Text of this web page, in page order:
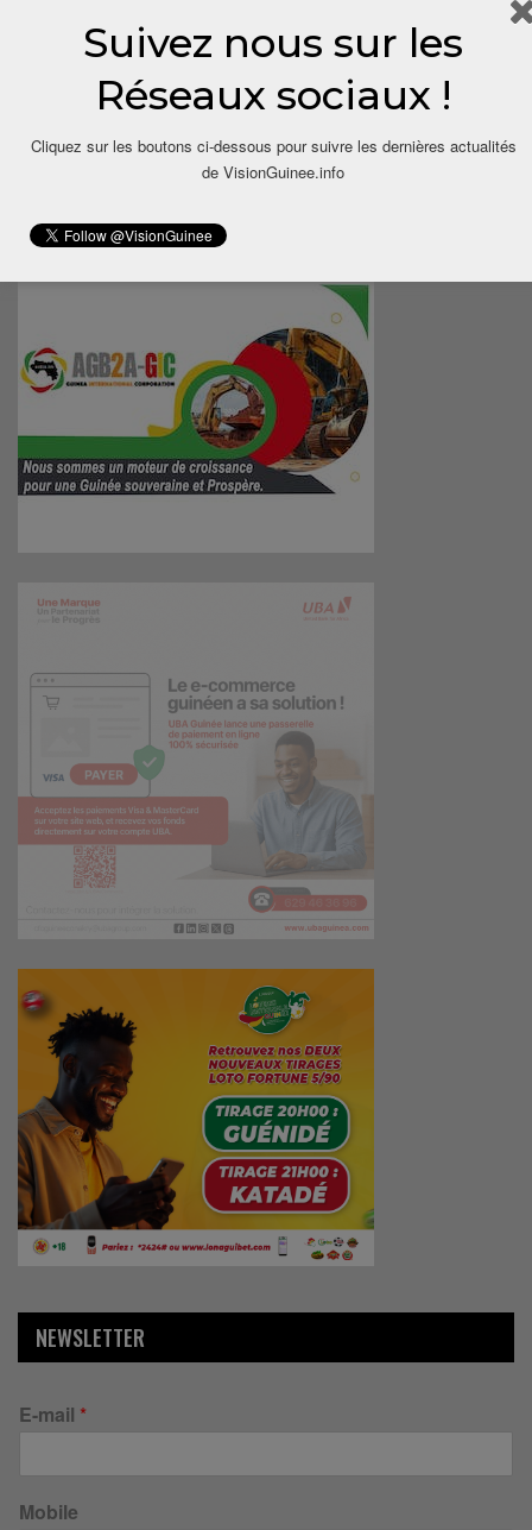
NEWSLETTER
E-mail *
Mobile
Suivez nous sur les
Réseaux sociaux !
Cliquez sur les boutons ci-dessous pour suivre les dernières actualités
de VisionGuinee.info